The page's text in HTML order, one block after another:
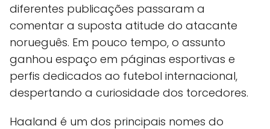
diferentes publicações passaram a
comentar a suposta atitude do atacante
norueguês. Em pouco tempo, o assunto
ganhou espaço em páginas esportivas e
perfis dedicados ao futebol internacional,
despertando a curiosidade dos torcedores.
Haaland é um dos principais nomes do